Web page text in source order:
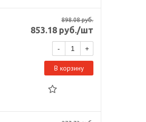
898.08руб.
853.18 руб./шт
- +
В корзину